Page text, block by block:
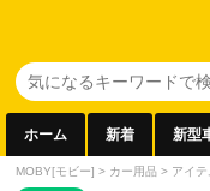
ホーム 新着 新型
MOBY[モビー] > カー用品 > アイテ